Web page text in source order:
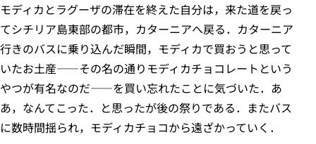
モディカとラグーザの滞在を終えた自分は，来た道を戻っ
てシチリア島東部の都市，カターニアへ戻る．カターニア
行きのバスに乗り込んだ瞬間，モディカで買おうと思って
いたお土産――その名の通りモディカチョコレートという
やつが有名なのだ――を買い忘れたことに気づいた．あ
あ，なんてこった．と思ったが後の祭りである．またバス
に数時間揺られ，モディカチョコから遠ざかっていく．